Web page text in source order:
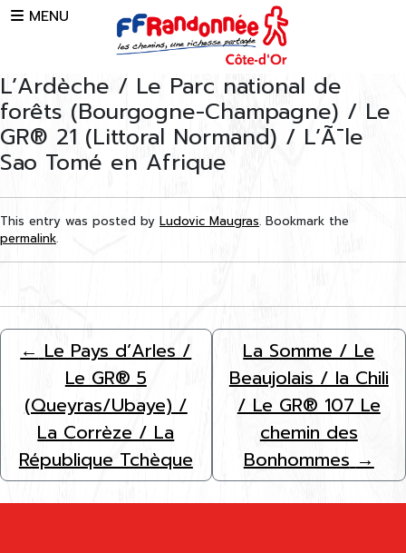
Skip to main content
MENU
L’Ardèche / Le Parc national de
forêts (Bourgogne-Champagne) / Le
GR® 21 (Littoral Normand) / L’Ã¯le
Sao Tomé en Afrique
This entry was posted by Ludovic Maugras. Bookmark the
permalink.
← Le Pays d’Arles /
Le GR® 5
(Queyras/Ubaye) /
La Corrèze / La
République Tchèque
La Somme / Le
Beaujolais / la Chili
/ Le GR® 107 Le
chemin des
Bonhommes →